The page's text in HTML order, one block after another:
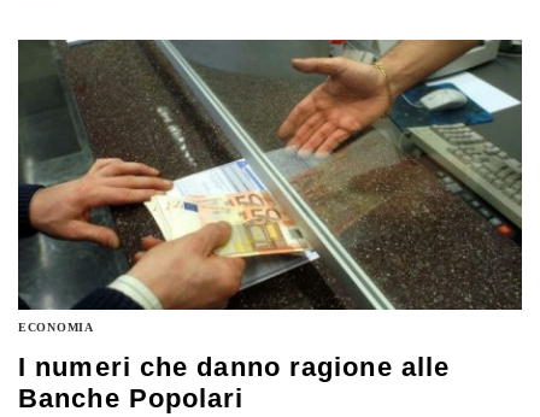
ECONOMIA
I numeri che danno ragione alle
Banche Popolari